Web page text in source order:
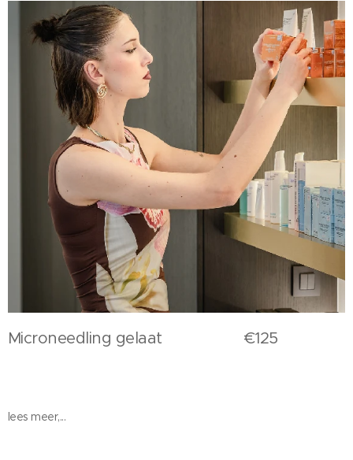
Microneedling gelaat €125
lees meer,...